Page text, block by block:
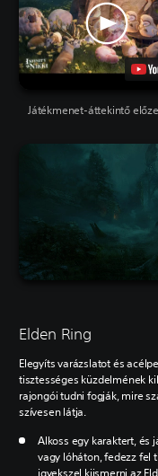
Játékmenet-áttekintő
Elden Ring
Elegyíts varázslatot és
tisztességes küzdelmének
rajongói tudni fogják, mire
szívesen látja.
Alkoss egy karaktert, és
vagy lóháton, fedezz fel
igyekszel kiismerni az